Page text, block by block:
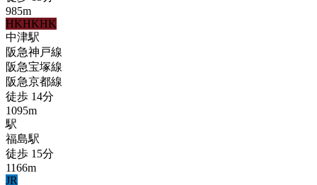
985m
HKHKHK
中津駅
阪急神戸線
阪急宝塚線
阪急京都線
徒歩 14分
1095m
駅
福島駅
徒歩 15分
1166m
JR